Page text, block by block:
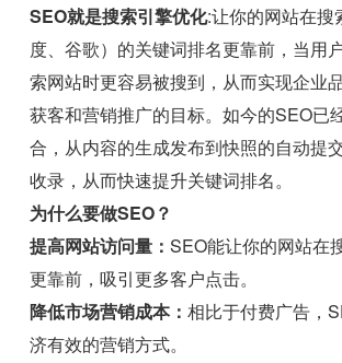
SEO就是搜索引擎优化:让你的网站在搜
度、谷歌）的关键词排名更靠前，当用
索网站时更容易被搜到，从而实现企业
获客和营销推广的目标。如今的SEO已
合，从内容的生成发布到快照的自动提
收录，从而快速提升关键词排名。
为什么要做SEO？
提高网站访问量：SEO能让你的网站在
更靠前，吸引更多客户点击。
降低市场营销成本：相比于付费广告，
济有效的营销方式。